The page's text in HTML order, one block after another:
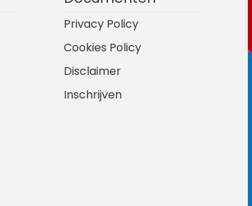
Privacy Policy
Cookies Policy
Disclaimer
Inschrijven